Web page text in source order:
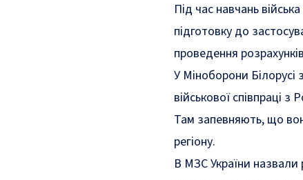
Під час навчань
підготовку до
проведення
У Міноборони
військової співпраці з
Там запевняють, що
регіону.
В МЗС України назвали